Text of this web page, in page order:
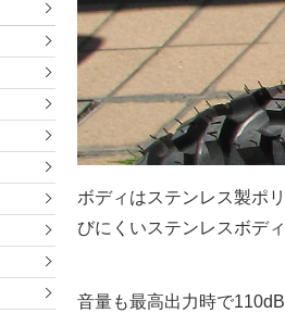
ボディはステンレス製ポ
びにくいステンレスボデ
音量も最高出力時で